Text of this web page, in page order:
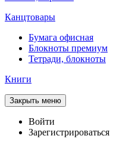
Канцтовары
Бумага офисная
Блокноты премиум
Тетради, блокноты
Книги
Закрыть меню
Войти
Зарегистрироваться